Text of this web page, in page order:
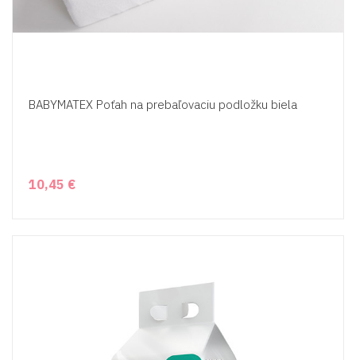
BABYMATEX Poťah na prebaľovaciu podložku biela
10,45 €